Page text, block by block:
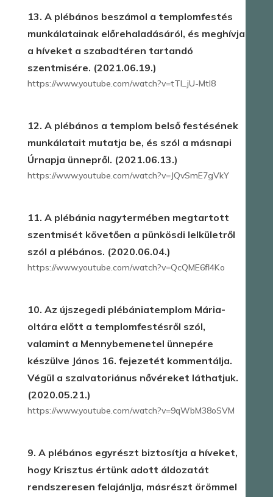
13. A plébános beszámol a templomfestés
munkálatainak előrehaladásáról, és meghívja
a híveket a szabadtéren tartandó
szentmisére. (2021.06.19.)
https://www.youtube.com/watch?v=tTI_jU-Mtl8
12. A plébános a templom belső festésének
munkálatait mutatja be, és szól a másnapi
Úrnapja ünnepről. (2021.06.13.)
https://www.youtube.com/watch?v=JQvSmE7gVkY
11. A plébánia nagytermében megtartott
szentmisét követően a pünkösdi lelkületről
szól a plébános. (2020.06.04.)
https://www.youtube.com/watch?v=QcQME6fl4Ko
10. Az újszegedi plébániatemplom Mária-
oltára előtt a templomfestésről szól,
valamint a Mennybemenetel ünnepére
készülve János 16. fejezetét kommentálja.
Végül a szalvatoriánus nővéreket láthatjuk.
(2020.05.21.)
https://www.youtube.com/watch?v=9qWbM38oSVM
9. A plébános egyrészt biztosítja a híveket,
hogy Krisztus értünk adott áldozatát
rendszeresen felajánlja, másrészt örömmel